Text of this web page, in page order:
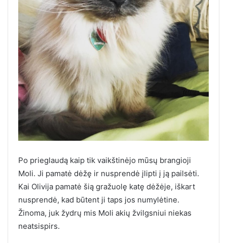
Po prieglaudą kaip tik vaikštinėjo mūsų brangioji
Moli. Ji pamatė dėžę ir nusprendė įlipti į ją pailsėti.
Kai Olivija pamatė šią gražuolę katę dėžėje, iškart
nusprendė, kad būtent ji taps jos numylėtine.
Žinoma, juk žydrų mis Moli akių žvilgsniui niekas
neatsispirs.